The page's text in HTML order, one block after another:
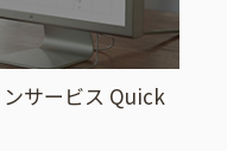
サービス Quick